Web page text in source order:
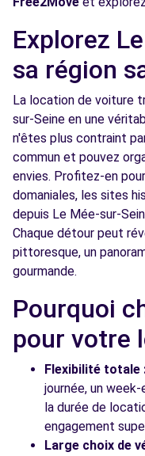
Free2Move Rent -
AUTOS -
AVENUE DU 8 MAI
SAVIGNY-LE-
Voir l'agence
Free2Move Rent -
MARQUES -
109 AVENUE
MOISSY-
Voir l'agence
Free2Move Rent -
MENNECY (C)
MENNECY, 91540
Voir l'agence
Explorez
sa région
La location de voiture
sur-Seine en une
n'êtes plus contraint
commun et pouvez
envies. Profitez-en
domaniales, les sites
depuis Le Mée-sur-
Chaque détour peut
pittoresque, un
gourmande.
Pourquoi
pour votre
Flexibilité totale
journée, un
la durée de
engagement
Large choix de